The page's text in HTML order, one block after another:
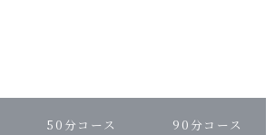
50分コース 90分コース